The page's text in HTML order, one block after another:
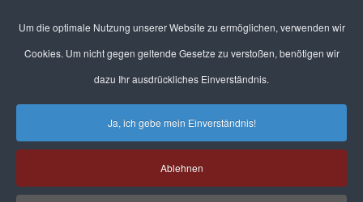
Bankverbindung / Spenden
IBAN: DE91 1805 0000 3204 1013 38
BIC: WELADED1CBN
(Spendenquittungen können ausgestellt werden)
Um die optimale Nutzung unserer Website zu ermöglichen, verwenden wir
Cookies. Um nicht gegen geltende Gesetze zu verstoßen, benötigen wir
dazu Ihr ausdrückliches Einverständnis.
Ja, ich gebe mein Einverständnis!
Ablehnen